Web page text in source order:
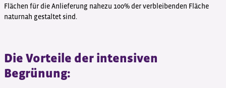
Flächen für die Anlieferung nahezu 100% der verbleibenden Fläche
naturnah gestaltet sind.
Die Vorteile der intensiven
Begrünung: